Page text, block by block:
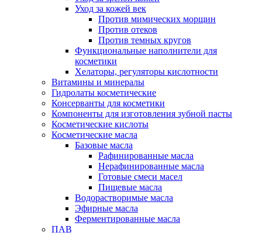
Уход за кожей век
Против мимических морщин
Против отеков
Против темных кругов
Функциональные наполнители для
косметики
Хелаторы, регуляторы кислотности
Витамины и минералы
Гидролаты косметические
Консерванты для косметики
Компоненты для изготовления зубной пасты
Косметические кислоты
Косметические масла
Базовые масла
Рафинированные масла
Нерафинированные масла
Готовые смеси масел
Пищевые масла
Водорастворимые масла
Эфирные масла
Ферментированные масла
ПАВ